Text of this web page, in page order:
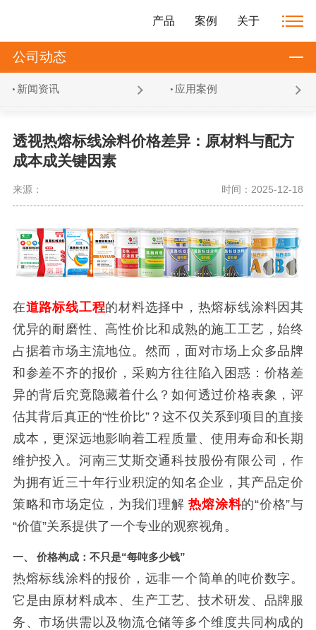
产品 案例 关于
公司动态
新闻资讯 应用案例
透视热熔标线涂料价格差异：原材料与配方
成本成关键因素
来源： 时间：2025-12-18
在道路标线工程的材料选择中，热熔标线涂料因其
优异的耐磨性、高性价比和成熟的施工工艺，始终
占据着市场主流地位。然而，面对市场上众多品牌
和参差不齐的报价，采购方往往陷入困惑：价格差
异的背后究竟隐藏着什么？如何透过价格表象，评
估其背后真正的“性价比”？这不仅关系到项目的直接
成本，更深远地影响着工程质量、使用寿命和长期
维护投入。河南三艾斯交通科技股份有限公司，作
为拥有近三十年行业积淀的知名企业，其产品定价
策略和市场定位，为我们理解热熔涂料的“价格”与
“价值”关系提供了一个专业的观察视角。
一、 价格构成：不只是“每吨多少钱”
热熔标线涂料的报价，远非一个简单的吨价数字。
它是由原材料成本、生产工艺、技术研发、品牌服
务、市场供需以及物流仓储等多个维度共同构成的